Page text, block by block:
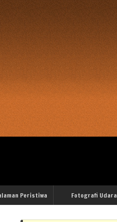
Peristiwa Fotografi Udara